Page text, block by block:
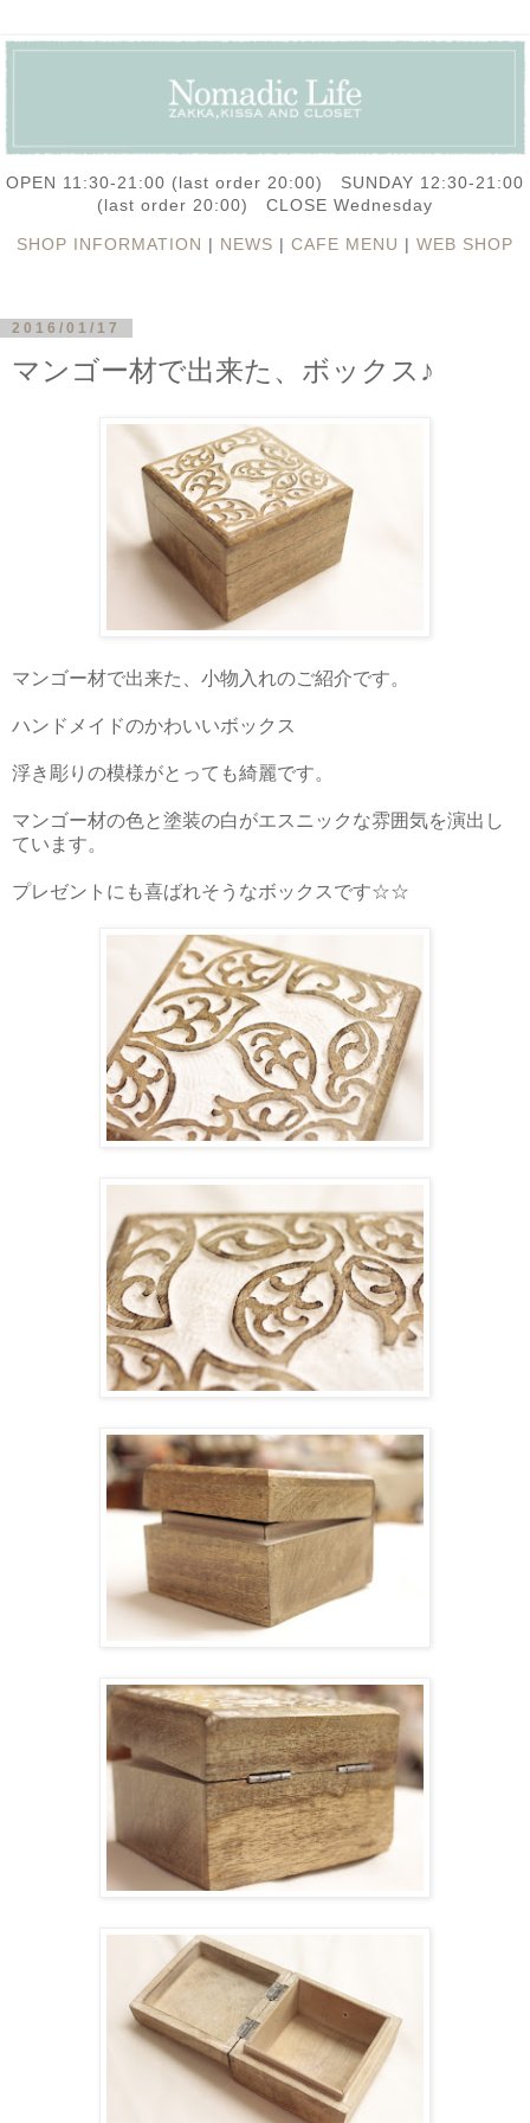
OPEN 11:30-21:00 (last order 20:00) SUNDAY 12:30-21:00
(last order 20:00) CLOSE Wednesday
SHOP INFORMATION | NEWS | CAFE MENU | WEB SHOP
2016/01/17
マンゴー材で出来た、ボックス♪
マンゴー材で出来た、小物入れのご紹介です。
ハンドメイドのかわいいボックス
浮き彫りの模様がとっても綺麗です。
マンゴー材の色と塗装の白がエスニックな雰囲気を演出し
ています。
プレゼントにも喜ばれそうなボックスです☆☆